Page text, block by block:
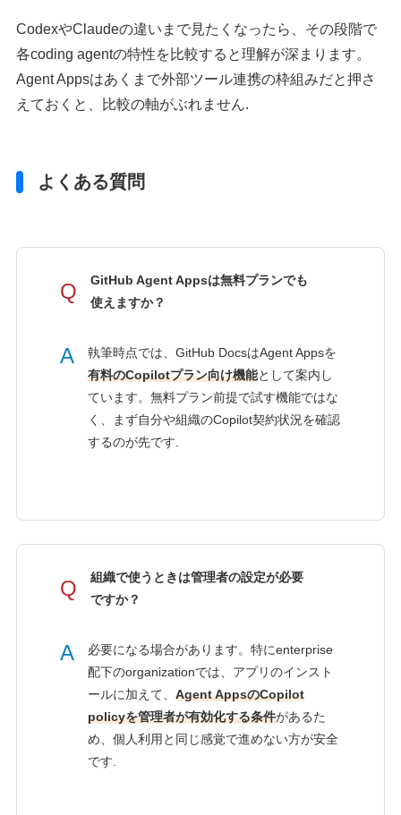
CodexやClaudeの違いまで見たくなったら、その段階で
各coding agentの特性を比較すると理解が深まります。
Agent Appsはあくまで外部ツール連携の枠組みだと押さ
えておくと、比較の軸がぶれません.
よくある質問
Q
GitHub Agent Appsは無料プランでも
使えますか？
A
執筆時点では、GitHub DocsはAgent Appsを
有料のCopilotプラン向け機能として案内し
ています。無料プラン前提で試す機能ではな
く、まず自分や組織のCopilot契約状況を確認
するのが先です.
Q
組織で使うときは管理者の設定が必要
ですか？
A
必要になる場合があります。特にenterprise
配下のorganizationでは、アプリのインスト
ールに加えて、 Agent AppsのCopilot
policyを管理者が有効化する条件があるた
め、個人利用と同じ感覚で進めない方が安全
です.